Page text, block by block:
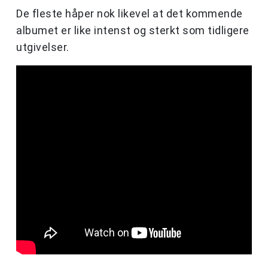
De fleste håper nok likevel at det kommende
albumet er like intenst og sterkt som tidligere
utgivelser.